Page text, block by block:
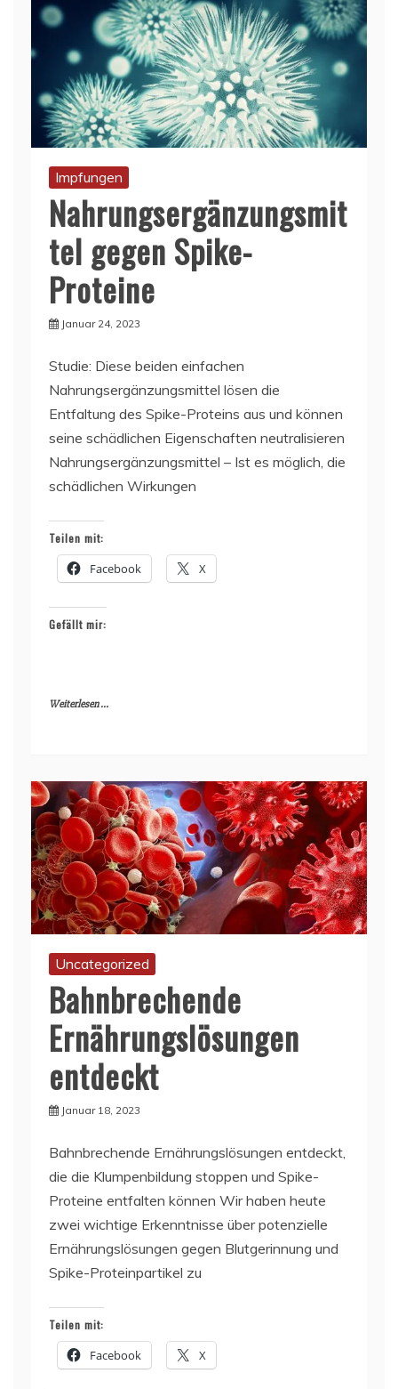
Impfungen
Nahrungsergänzungsmit
tel gegen Spike-
Proteine
Januar 24, 2023
Studie: Diese beiden einfachen
Nahrungsergänzungsmittel lösen die
Entfaltung des Spike-Proteins aus und können
seine schädlichen Eigenschaften neutralisieren
Nahrungsergänzungsmittel – Ist es möglich, die
schädlichen Wirkungen
Teilen mit:
Facebook X
Gefällt mir:
Weiterlesen ...
Uncategorized
Bahnbrechende
Ernährungslösungen
entdeckt
Januar 18, 2023
Bahnbrechende Ernährungslösungen entdeckt,
die die Klumpenbildung stoppen und Spike-
Proteine entfalten können Wir haben heute
zwei wichtige Erkenntnisse über potenzielle
Ernährungslösungen gegen Blutgerinnung und
Spike-Proteinpartikel zu
Teilen mit:
Facebook X